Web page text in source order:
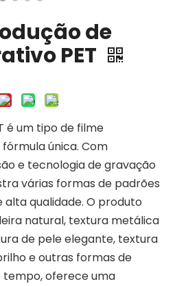
de
PET
é um tipo de filme
única. Com
e tecnologia de gravação
várias formas de padrões
qualidade. O produto
natural, textura metálica
de pele elegante, textura
e outras formas de
tempo, oferece uma